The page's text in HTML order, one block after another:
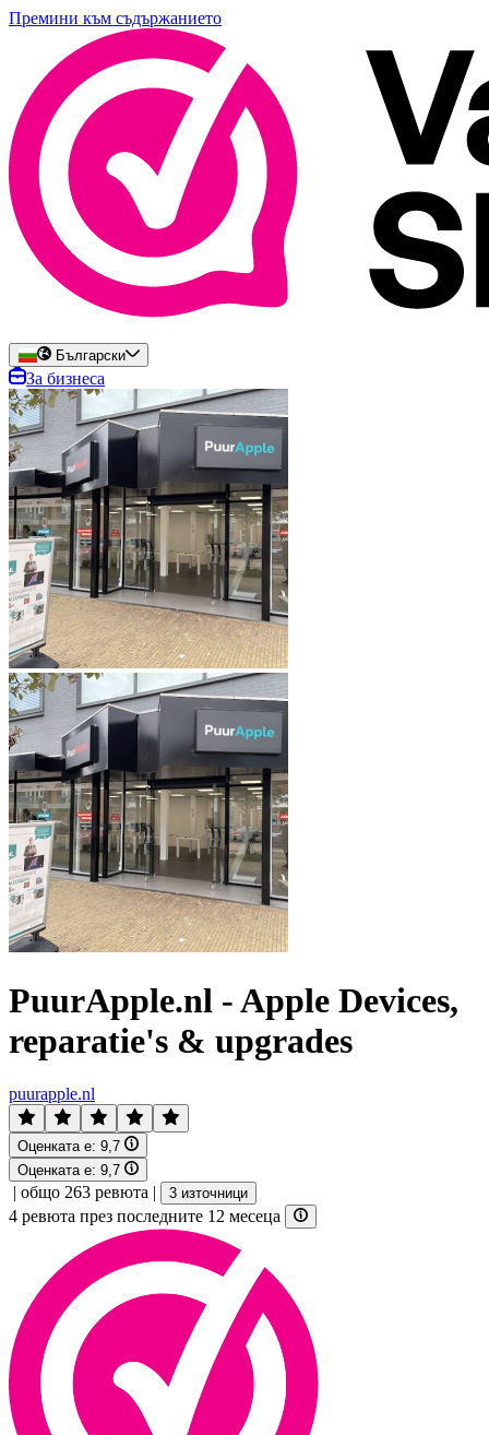
Премини към съдържанието
Български
За бизнеса
PuurApple.nl - Apple Devices,
reparatie's & upgrades
puurapple.nl
Оценката е: 9,7
Оценката е: 9,7
| общо 263 ревюта | 3 източници
4 ревюта през последните 12 месеца